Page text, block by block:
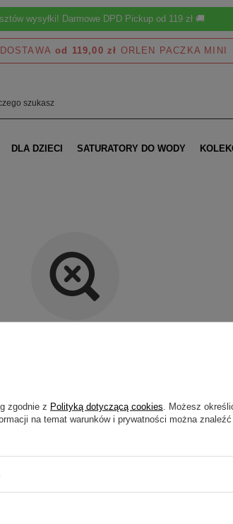
wysyłki! Darmowe DPD Pickup od 119 zł 🚚
od 119,00 zł
DLA DZIECI SATURATORY DO WODY
NIE ZOSTAŁ
KTÓREGO NIE MAMY
możesz skorzystać ze specjalnego
zgodnie z Polityką dotyczącą cookies . Możesz
na temat warunków i prywatności można